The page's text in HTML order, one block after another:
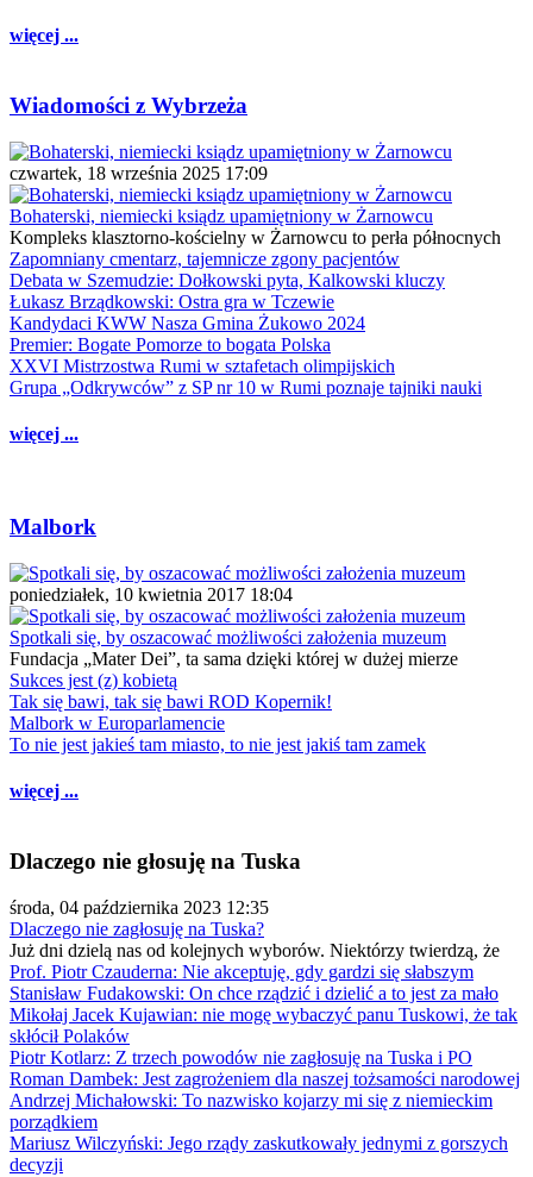
więcej ...
Wiadomości z Wybrzeża
czwartek, 18 września 2025 17:09
Bohaterski, niemiecki ksiądz upamiętniony w Żarnowcu
Kompleks klasztorno-kościelny w Żarnowcu to perła północnych
Zapomniany cmentarz, tajemnicze zgony pacjentów
Debata w Szemudzie: Dołkowski pyta, Kalkowski kluczy
Łukasz Brządkowski: Ostra gra w Tczewie
Kandydaci KWW Nasza Gmina Żukowo 2024
Premier: Bogate Pomorze to bogata Polska
XXVI Mistrzostwa Rumi w sztafetach olimpijskich
Grupa „Odkrywców” z SP nr 10 w Rumi poznaje tajniki nauki
więcej ...
Malbork
poniedziałek, 10 kwietnia 2017 18:04
Spotkali się, by oszacować możliwości założenia muzeum
Fundacja „Mater Dei”, ta sama dzięki której w dużej mierze
Sukces jest (z) kobietą
Tak się bawi, tak się bawi ROD Kopernik!
Malbork w Europarlamencie
To nie jest jakieś tam miasto, to nie jest jakiś tam zamek
więcej ...
Dlaczego nie głosuję na Tuska
środa, 04 października 2023 12:35
Dlaczego nie zagłosuję na Tuska?
Już dni dzielą nas od kolejnych wyborów. Niektórzy twierdzą, że
Prof. Piotr Czauderna: Nie akceptuję, gdy gardzi się słabszym
Stanisław Fudakowski: On chce rządzić i dzielić a to jest za mało
Mikołaj Jacek Kujawian: nie mogę wybaczyć panu Tuskowi, że tak
skłócił Polaków
Piotr Kotlarz: Z trzech powodów nie zagłosuję na Tuska i PO
Roman Dambek: Jest zagrożeniem dla naszej tożsamości narodowej
Andrzej Michałowski: To nazwisko kojarzy mi się z niemieckim
porządkiem
Mariusz Wilczyński: Jego rządy zaskutkowały jednymi z gorszych
decyzji